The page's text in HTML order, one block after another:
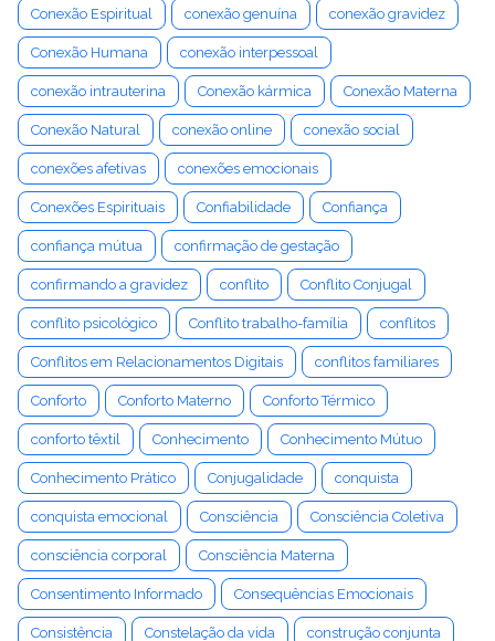
Conexão Espiritual conexão genuína conexão gravidez
Conexão Humana conexão interpessoal
conexão intrauterina Conexão kármica Conexão Materna
Conexão Natural conexão online conexão social
conexões afetivas conexões emocionais
Conexões Espirituais Confiabilidade Confiança
confiança mútua confirmação de gestação
confirmando a gravidez conflito Conflito Conjugal
conflito psicológico Conflito trabalho-família conflitos
Conflitos em Relacionamentos Digitais conflitos familiares
Conforto Conforto Materno Conforto Térmico
conforto têxtil Conhecimento Conhecimento Mútuo
Conhecimento Prático Conjugalidade conquista
conquista emocional Consciência Consciência Coletiva
consciência corporal Consciência Materna
Consentimento Informado Consequências Emocionais
Consistência Constelação da vida construção conjunta